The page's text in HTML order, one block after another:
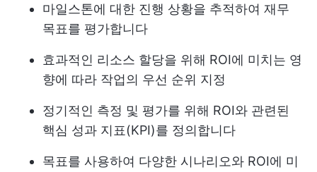
마일스톤에 대한 진행 상황을 추적하여 재무
목표를 평가합니다
효과적인 리소스 할당을 위해 ROI에 미치는 영
향에 따라 작업의 우선 순위 지정
정기적인 측정 및 평가를 위해 ROI와 관련된
핵심 성과 지표(KPI)를 정의합니다
목표를 사용하여 다양한 시나리오와 ROI에 미